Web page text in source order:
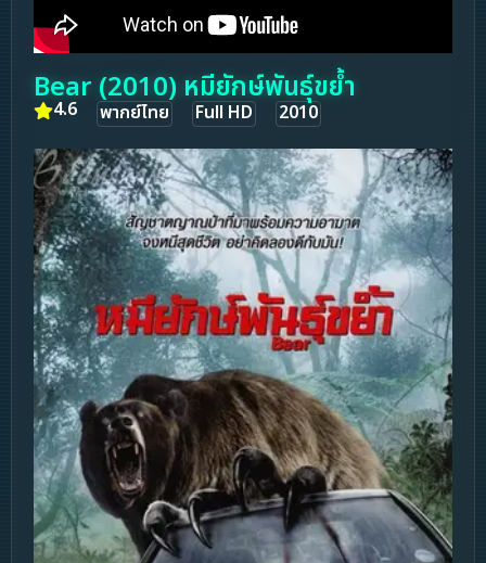
Bear (2010) หมียักษ์พันธุ์ขย้ำ
4.6 พากย์ไทย Full HD 2010